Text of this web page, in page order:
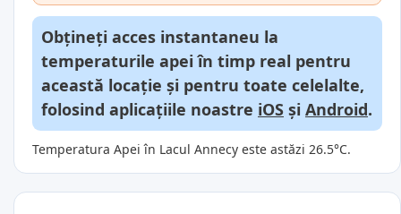
Obțineți acces instantaneu la
temperaturile apei în timp real pentru
această locație și pentru toate celelalte,
folosind aplicațiile noastre iOS și Android.
Temperatura Apei în Lacul Annecy este astăzi 26.5°C.